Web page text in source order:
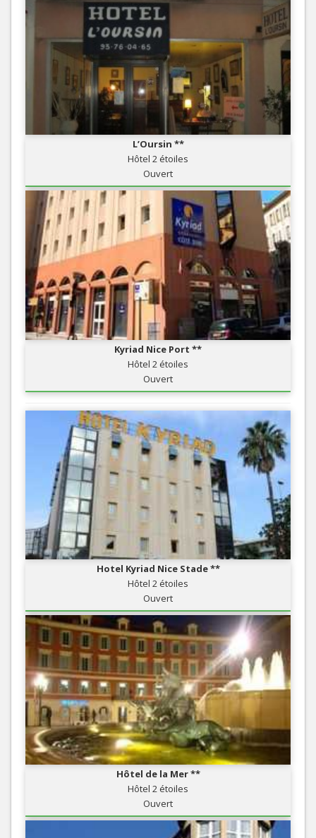
L’Oursin **
Hôtel 2 étoiles
Ouvert
Kyriad Nice Port **
Hôtel 2 étoiles
Ouvert
Hotel Kyriad Nice Stade **
Hôtel 2 étoiles
Ouvert
Hôtel de la Mer **
Hôtel 2 étoiles
Ouvert